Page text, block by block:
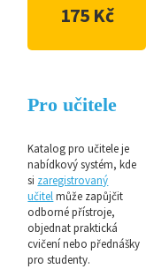
175 Kč
Pro učitele
Katalog pro učitele je
nabídkový systém, kde
si zaregistrovaný
učitelmůže zapůjčit
odborné přístroje,
objednat praktická
cvičení nebo přednášky
pro studenty.